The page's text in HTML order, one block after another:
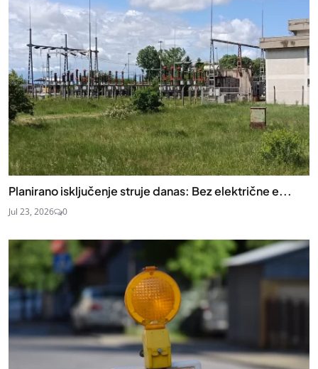
Planirano isključenje struje danas: Bez električne e...
Jul 23, 2026 0